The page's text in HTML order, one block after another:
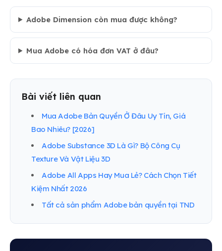
Adobe Dimension còn mua được không?
Mua Adobe có hóa đơn VAT ở đâu?
Bài viết liên quan
Mua Adobe Bản Quyền Ở Đâu Uy Tín, Giá
Bao Nhiêu? [2026]
Adobe Substance 3D Là Gì? Bộ Công Cụ
Texture Và Vật Liệu 3D
Adobe All Apps Hay Mua Lẻ? Cách Chọn Tiết
Kiệm Nhất 2026
Tất cả sản phẩm Adobe bản quyền tại TND